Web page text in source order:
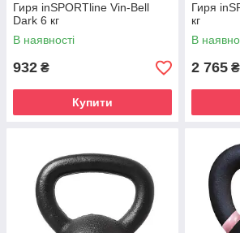
Гиря inSPORTline Vin-Bell
Dark 6 кг
В наявності
932 ₴
Купити
Гиря
кг
В
2 765 ₴